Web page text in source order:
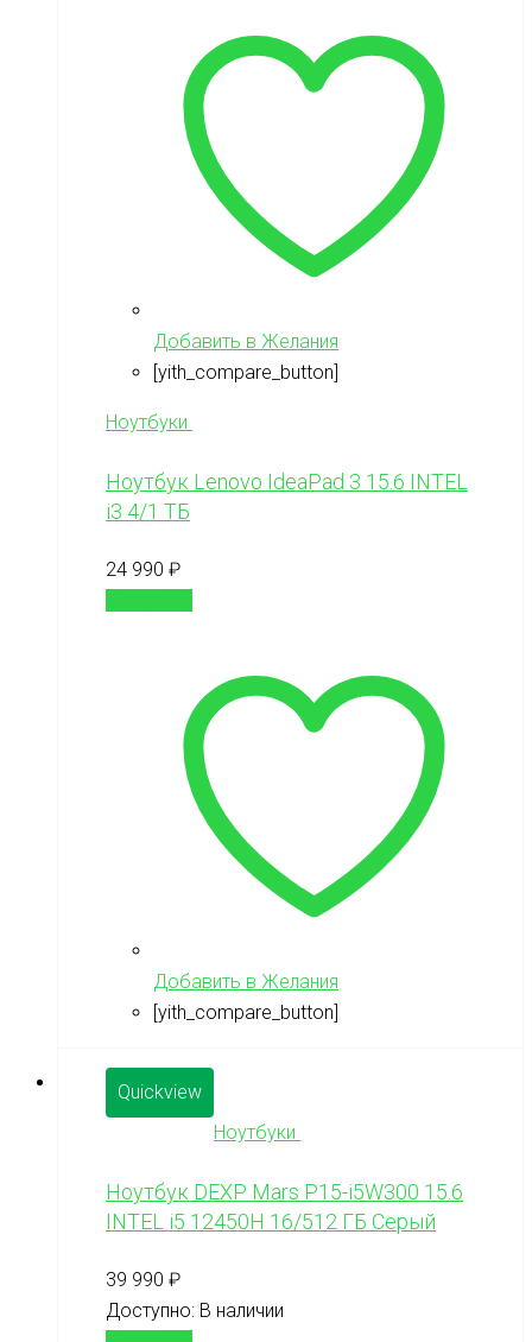
Добавить в Желания
[yith_compare_button]
Ноутбуки
Ноутбук Lenovo IdeaPad 3 15.6 INTEL
i3 4/1 ТБ
24 990 ₽
Добавить в Желания
[yith_compare_button]
Quickview
Ноутбуки
Ноутбук DEXP Mars P15-i5W300 15.6
INTEL i5 12450H 16/512 ГБ Серый
39 990 ₽
Доступно: В наличии